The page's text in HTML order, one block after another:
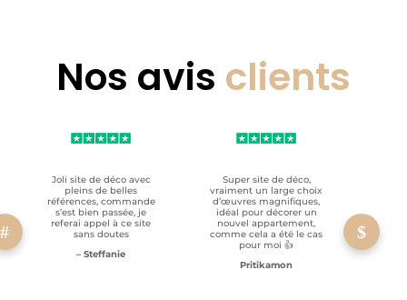
Nos avis clients
Joli site de déco avec
pleins de belles
références, commande
s’est bien passée, je
referai appel à ce site
sans doutes
– Steffanie
Super site de déco,
vraiment un large choix
d’œuvres magnifiques,
idéal pour décorer un
nouvel appartement,
comme cela a été le cas
pour moi 👍
Pritikamon